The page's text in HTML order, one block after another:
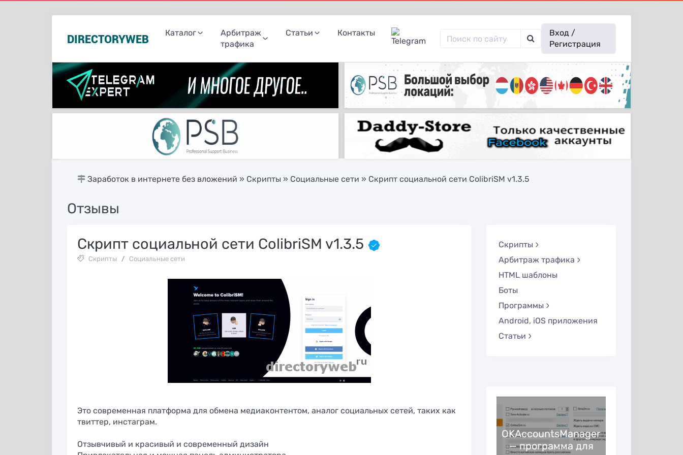
DIRECTORYWEB
Каталог
Арбитраж
трафика
Статьи Контакты
Вход /
Регистрация
Заработок в интернете без вложений » Скрипты » Социальные сети » Скрипт социальной сети ColibriSM v1.3.5
Отзывы
Скрипт социальной сети ColibriSM v1.3.5
Скрипты / Социальные сети
Это современная платформа для обмена медиаконтентом, аналог социальных сетей, таких как
твиттер, инстаграм.
Отзывчивый и красивый и современный дизайн
Скрипты
Арбитраж трафика
HTML шаблоны
Боты
Программы
Android, iOS приложения
Статьи
Обзор Accovod:
Настройка
почтовых ящиков
OKAccountsManager
— программа для